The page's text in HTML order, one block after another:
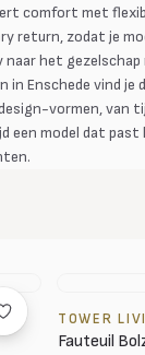
comfort met
return, zodat je
het gezelschap
in Enschede vind je
vormen, van
een model dat past
TOWER
Fauteuil